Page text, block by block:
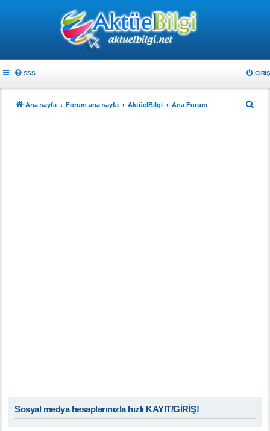
SSS GIRIŞ
Ana sayfa Forum ana sayfa AktüelBilgi Ana Forum
Sosyal medya hesaplarınızla hızlı KAYIT/GİRİŞ!